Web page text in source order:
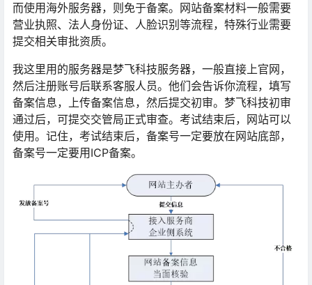
而使用海外服务器，则免于备案。网站备案材料一般需要
营业执照、法人身份证、人脸识别等流程，特殊行业需要
提交相关审批资质。
我这里用的服务器是梦飞科技服务器，一般直接上官网，
然后注册账号后联系客服人员。他们会告诉你流程，填写
备案信息，上传备案信息，然后提交初审。梦飞科技初审
通过后，可提交交管局正式审查。考试结束后，网站可以
使用。记住，考试结束后，备案号一定要放在网站底部，
备案号一定要用ICP备案。